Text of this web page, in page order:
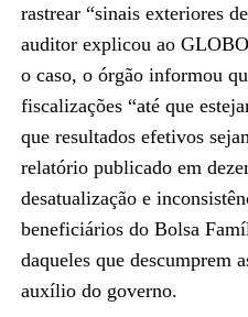
rastrear “sinais exteriores
auditor explicou ao
o caso, o órgão informou
fiscalizações “até que
que resultados efetivos
relatório publicado em
desatualização e
beneficiários do Bolsa
daqueles que descumprem
auxílio do governo.